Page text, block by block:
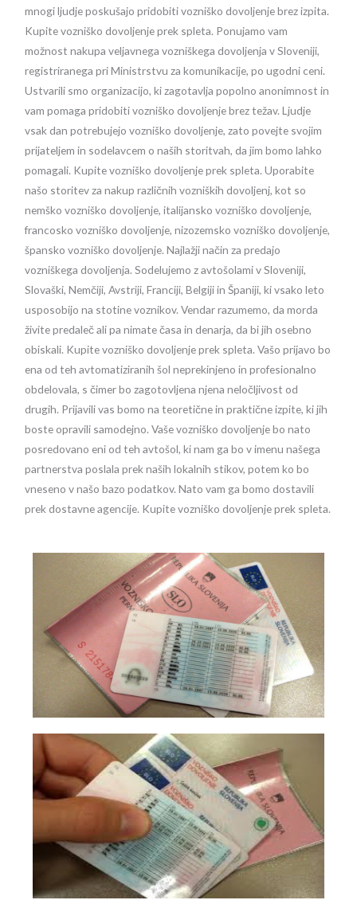
mnogi ljudje poskušajo pridobiti vozniško dovoljenje brez izpita.
Kupite vozniško dovoljenje prek spleta. Ponujamo vam
možnost nakupa veljavnega vozniškega dovoljenja v Sloveniji,
registriranega pri Ministrstvu za komunikacije, po ugodni ceni.
Ustvarili smo organizacijo, ki zagotavlja popolno anonimnost in
vam pomaga pridobiti vozniško dovoljenje brez težav. Ljudje
vsak dan potrebujejo vozniško dovoljenje, zato povejte svojim
prijateljem in sodelavcem o naših storitvah, da jim bomo lahko
pomagali. Kupite vozniško dovoljenje prek spleta. Uporabite
našo storitev za nakup različnih vozniških dovoljenj, kot so
nemško vozniško dovoljenje, italijansko vozniško dovoljenje,
francosko vozniško dovoljenje, nizozemsko vozniško dovoljenje,
špansko vozniško dovoljenje. Najlažji način za predajo
vozniškega dovoljenja. Sodelujemo z avtošolami v Sloveniji,
Slovaški, Nemčiji, Avstriji, Franciji, Belgiji in Španiji, ki vsako leto
usposobijo na stotine voznikov. Vendar razumemo, da morda
živite predaleč ali pa nimate časa in denarja, da bi jih osebno
obiskali. Kupite vozniško dovoljenje prek spleta. Vašo prijavo bo
ena od teh avtomatiziranih šol neprekinjeno in profesionalno
obdelovala, s čimer bo zagotovljena njena neločljivost od
drugih. Prijavili vas bomo na teoretične in praktične izpite, ki jih
boste opravili samodejno. Vaše vozniško dovoljenje bo nato
posredovano eni od teh avtošol, ki nam ga bo v imenu našega
partnerstva poslala prek naših lokalnih stikov, potem ko bo
vneseno v našo bazo podatkov. Nato vam ga bomo dostavili
prek dostavne agencije. Kupite vozniško dovoljenje prek spleta.